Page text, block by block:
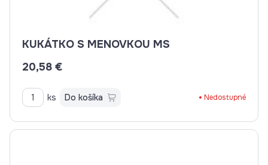
KUKÁTKO S MENOVKOU MS
20,58 €
ks Do košíka Nedostupné